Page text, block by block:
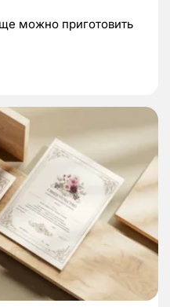
можно приготовить